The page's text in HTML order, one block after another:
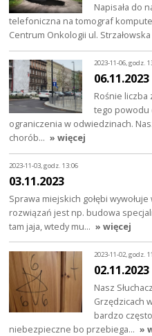
Napisała do
telefoniczna na tomograf
Centrum Onkologii ul.
2023-11-06, godz.
06.11.2023
Rośnie liczba
tego powodu
ograniczenia w odwiedzinach.
chorób… » więcej
2023-11-03, godz. 13:06
03.11.2023
Sprawa miejskich gołębi
rozwiązań jest np. budowa
tam jaja, wtedy mu… » więcej
2023-11-02, godz.
02.11.2023
Nasz
Grzędzicach
bardzo
niebezpieczne bo przebiega… »